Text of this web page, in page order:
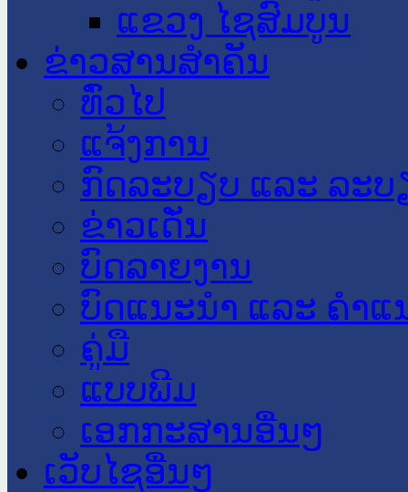
ແຂວງ ໄຊສົມບູນ
ຂ່າວສານສໍາຄັນ
​ທົ່ວ​ໄປ
ແຈ້ງການ
ກົດລະບຽບ ແລະ ລະບ
ຂ່າວເດັ່ນ
ບົດລາຍງານ
ບົດແນະນໍາ ແລະ ຄໍາແ
ຄູ່ມື
ແບບພີມ
ເອກກະສານອື່ນໆ
ເວັບໄຊອື່ນໆ